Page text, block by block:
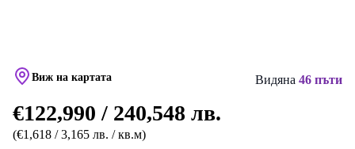
Виж на картата Видяна 46 пъти
€122,990 / 240,548 лв.
(€1,618 / 3,165 лв. / кв.м)